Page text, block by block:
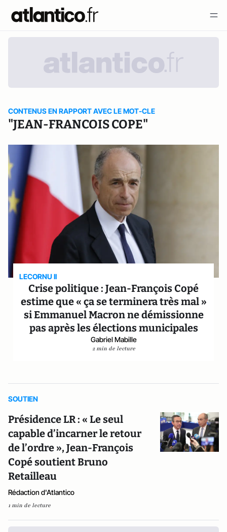
CONTENUS EN RAPPORT AVEC LE MOT-CLE
"JEAN-FRANCOIS COPE"
LECORNU II
Crise politique : Jean-François Copé
estime que « ça se terminera très mal »
si Emmanuel Macron ne démissionne
pas après les élections municipales
Gabriel Mabille
2 min de lecture
SOUTIEN
Présidence LR : « Le seul
capable d’incarner le retour
de l’ordre », Jean-François
Copé soutient Bruno
Retailleau
Rédaction d'Atlantico
1 min de lecture